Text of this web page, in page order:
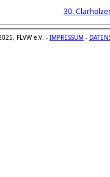
30.
FLVW e.V. - IMPRESSUM -